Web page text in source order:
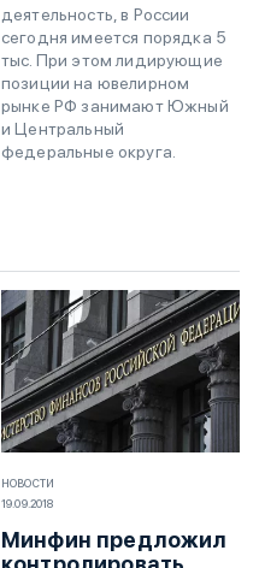
деятельность, в России
сегодня имеется порядка 5
тыс. При этом лидирующие
позиции на ювелирном
рынке РФ занимают Южный
и Центральный
федеральные округа.
НОВОСТИ
19.09.2018
Минфин предложил